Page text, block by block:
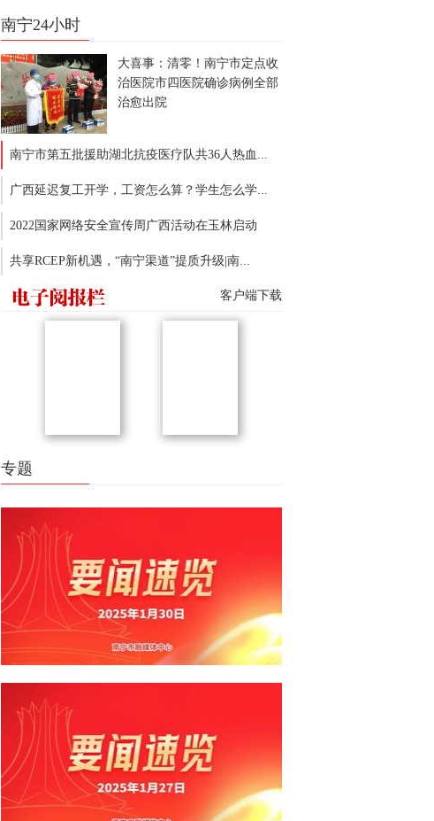
南宁24小时
大喜事：清零！南宁市定点收
治医院市四医院确诊病例全部
治愈出院
南宁市第五批援助湖北抗疫医疗队共36人热血...
广西延迟复工开学，工资怎么算？学生怎么学...
2022国家网络安全宣传周广西活动在玉林启动
共享RCEP新机遇，“南宁渠道”提质升级|南...
客户端下载
专题